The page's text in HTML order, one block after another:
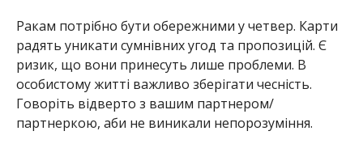
Ракам потрібно бути обережними у четвер. Карти
радять уникати сумнівних угод та пропозицій. Є
ризик, що вони принесуть лише проблеми. В
особистому житті важливо зберігати чесність.
Говоріть відверто з вашим партнером/
партнеркою, аби не виникали непорозуміння.